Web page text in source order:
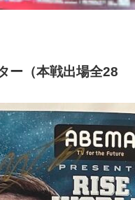
ー（本戦出場全28